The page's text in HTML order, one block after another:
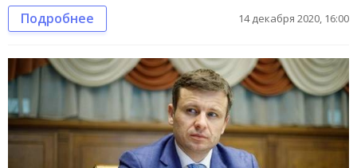
Подробнее 14 декабря 2020, 16:00